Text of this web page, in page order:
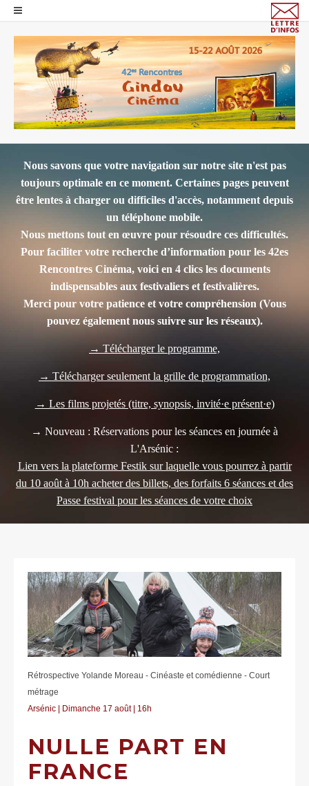
Nous savons que votre navigation sur notre site n'est pas
toujours optimale en ce moment. Certaines pages peuvent
être lentes à charger ou difficiles d'accès, notamment depuis
un téléphone mobile.
Nous mettons tout en œuvre pour résoudre ces difficultés.
Pour faciliter votre recherche d’information pour les 42es
Rencontres Cinéma, voici en 4 clics les documents
indispensables aux festivaliers et festivalières.
Merci pour votre patience et votre compréhension (Vous
pouvez également nous suivre sur les réseaux).
→ Télécharger le programme,
→ Télécharger seulement la grille de programmation,
→ Les films projetés (titre, synopsis, invité·e présent·e)
→ Nouveau : Réservations pour les séances en journée à
L'Arsénic :
Lien vers la plateforme Festik sur laquelle vous pourrez à partir
du 10 août à 10h acheter des billets, des forfaits 6 séances et des
Passe festival pour les séances de votre choix
Rétrospective Yolande Moreau - Cinéaste et comédienne - Court
métrage
Arsénic | Dimanche 17 août | 16h
NULLE PART EN
FRANCE